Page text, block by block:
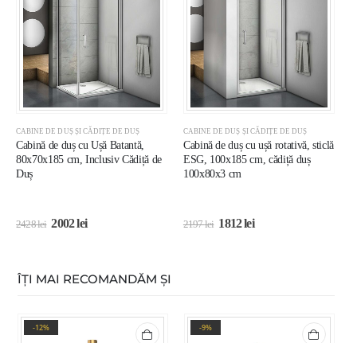
CABINE DE DUȘ ȘI CĂDIȚE DE DUȘ
Cabină de duș cu Ușă Batantă,
80x70x185 cm, Inclusiv Cădiță de
Duș
2428lei 2002lei
CABINE DE DUȘ ȘI CĂDIȚE DE DUȘ
Cabină de duș cu ușă rotativă, sticlă
ESG, 100x185 cm, cădiță duș
100x80x3 cm
2197lei 1812lei
ÎȚI MAI RECOMANDĂM ȘI
-12% -9%